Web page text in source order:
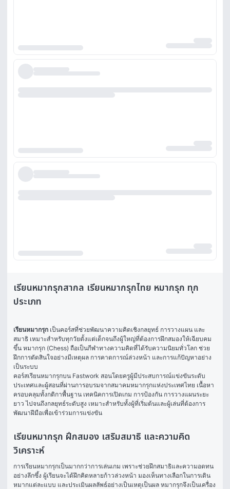
เรียนหมากรุกสากล เรียนหมากรุกไทย หมากรุก ทุก
ประเภท
เรียนหมากรุก เป็นคอร์สที่ช่วยพัฒนาความคิดเชิงกลยุทธ์ การวางแผน และ
สมาธิ เหมาะสำหรับทุกวัยตั้งแต่เด็กจนถึงผู้ใหญ่ที่ต้องการฝึกสมองให้เฉียบคม
ขึ้น หมากรุก (Chess) ถือเป็นกีฬาทางความคิดที่ได้รับความนิยมทั่วโลก ช่วย
ฝึกการตัดสินใจอย่างมีเหตุผล การคาดการณ์ล่วงหน้า และการแก้ปัญหาอย่าง
เป็นระบบ
คอร์สเรียนหมากรุกบน Fastwork สอนโดยครูผู้มีประสบการณ์แข่งขันระดับ
ประเทศและผู้สอนที่ผ่านการอบรมจากสมาคมหมากรุกแห่งประเทศไทย เนื้อหา
ครอบคลุมทั้งกติกาพื้นฐาน เทคนิคการเปิดเกม การป้องกัน การวางแผนระยะ
ยาว ไปจนถึงกลยุทธ์ระดับสูง เหมาะสำหรับทั้งผู้ที่เริ่มต้นและผู้เล่นที่ต้องการ
พัฒนาฝีมือเพื่อเข้าร่วมการแข่งขัน
เรียนหมากรุก ฝึกสมอง เสริมสมาธิ และความคิด
วิเคราะห์
การเรียนหมากรุกเป็นมากกว่าการเล่นเกม เพราะช่วยฝึกสมาธิและความอดทน
อย่างลึกซึ้ง ผู้เรียนจะได้ฝึกคิดหลายก้าวล่วงหน้า มองเห็นทางเลือกในการเดิน
หมากแต่ละแบบ และประเมินผลลัพธ์อย่างเป็นเหตุเป็นผล หมากรุกจึงเป็นเครื่อง